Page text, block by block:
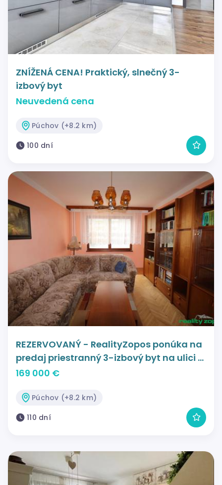
ZNÍŽENÁ CENA! Praktický, slnečný 3-
izbový byt
Neuvedená cena
Púchov (+8.2 km)
100 dní
REZERVOVANÝ - RealityZopos ponúka na
predaj priestranný 3-izbový byt na ulici 1.
Mája v Púchove
169 000 €
Púchov (+8.2 km)
110 dní